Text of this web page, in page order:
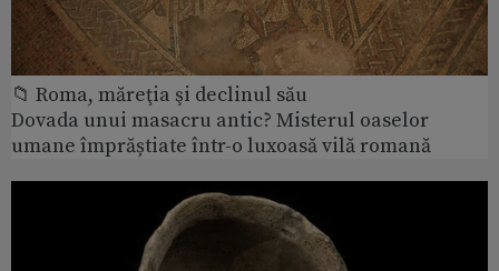
📁 Roma, măreţia şi declinul său
Dovada unui masacru antic? Misterul oaselor
umane împrăștiate într-o luxoasă vilă romană